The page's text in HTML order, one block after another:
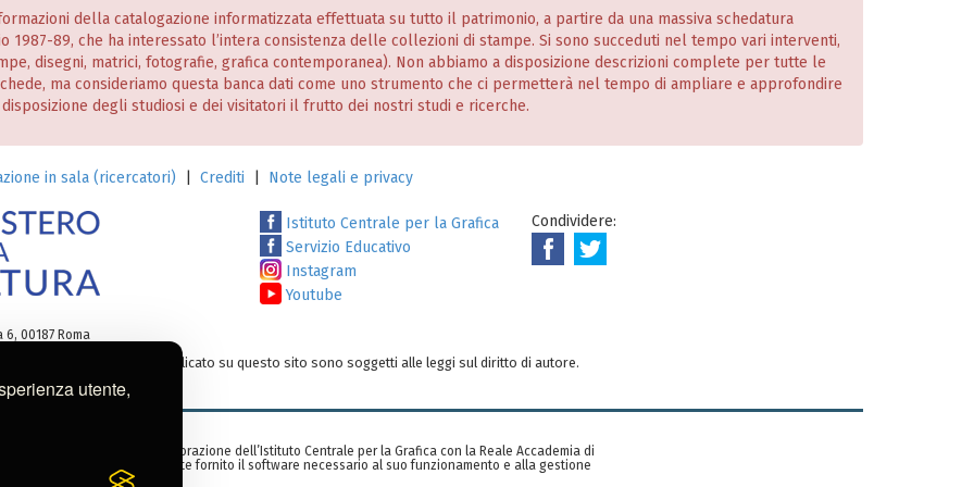
utente,
della catalogazione informatizzata effettuata su tutto il patrimonio, a partire da una massiva schedatura
89, che ha interessato l’intera consistenza delle collezioni di stampe. Si sono succeduti nel tempo vari interventi,
disegni, matrici, fotografie, grafica contemporanea). Non abbiamo a disposizione descrizioni complete per tutte le
ma consideriamo questa banca dati come uno strumento che ci permetterà nel tempo di ampliare e approfondire
degli studiosi e dei visitatori il frutto dei nostri studi e ricerche.
in sala (ricercatori) Crediti Note legali e privacy
Istituto Centrale per la Grafica
Servizio Educativo
Instagram
Youtube
Condividere:
00187 Roma
e/o su altro materiale pubblicato su questo sito sono soggetti alle leggi sul diritto di autore.
ic-gr@cultura.gov.it
nell’ambito di una collaborazione dell’Istituto Centrale per la Grafica con la Reale Accademia di
Spagna), che ha gentilmente fornito il software necessario al suo funzionamento e alla gestione